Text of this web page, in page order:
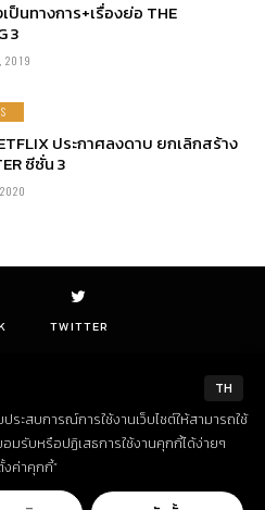
ป็นทางการ+เรื่องย่อ THE
3
2019
ประกาศลงดาบ ยกเลิกสร้าง
ซีซั่น 3
TWITTER
All Rights Reserved
TH
ระสบการณ์การใช้งานเว็บไซต์ให้สามารถใช้
รับหรือปฏิเสธการใช้งานคุกกี้ได้ง่ายๆ
งค่าคุกกี้”